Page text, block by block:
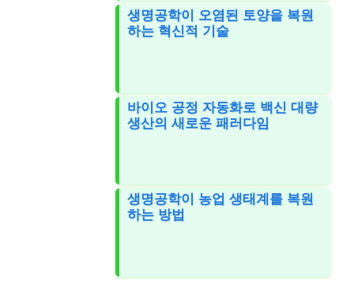
생명공학이 오염된 토양을 복원
하는 혁신적 기술
바이오 공정 자동화로 백신 대량
생산의 새로운 패러다임
생명공학이 농업 생태계를 복원
하는 방법